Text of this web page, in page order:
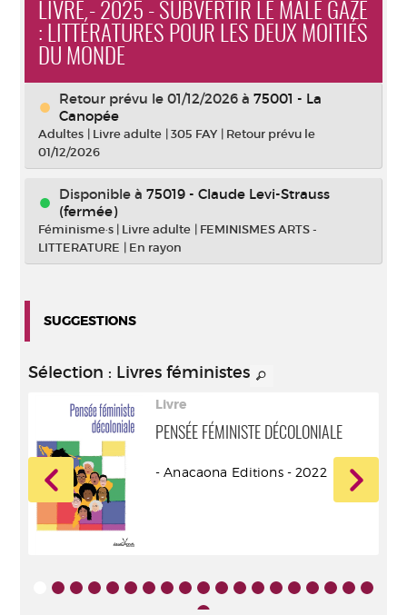
LIVRE - 2025 - SUBVERTIR LE MALE GAZE
: LITTÉRATURES POUR LES DEUX MOITIÉS
DU MONDE
Retour prévu le 01/12/2026 à 75001 - La
Canopée
Adultes | Livre adulte |305 FAY | Retour prévu le
01/12/2026
Disponible à 75019 - Claude Levi-Strauss
(fermée)
Féminisme·s | Livre adulte | FEMINISMES ARTS -
LITTERATURE | En rayon
SUGGESTIONS
Sélection : Livres féministes
Livre
PENSÉE FÉMINISTE DÉCOLONIALE
- Anacaona Editions - 2022